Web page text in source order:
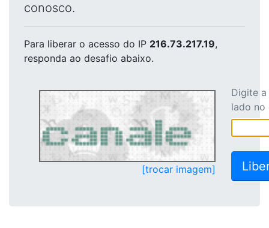
conosco.
Para liberar o acesso do IP 216.73.217.19,
responda ao desafio abaixo.
[trocar imagem]
Digite
lado no